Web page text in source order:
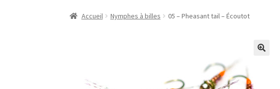
Accueil Nymphes à billes 05 – Pheasant tail – Écoutot